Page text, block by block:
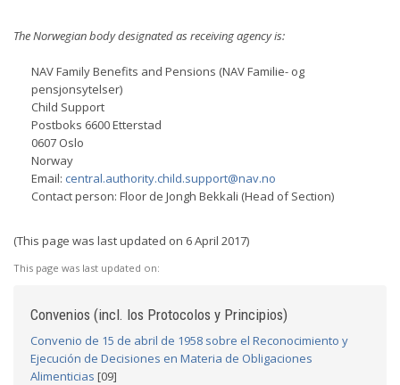
The Norwegian body designated as receiving agency is:
NAV Family Benefits and Pensions (NAV Familie- og
pensjonsytelser)
Child Support
Postboks 6600 Etterstad
0607 Oslo
Norway
Email: central.authority.child.support@nav.no
Contact person: Floor de Jongh Bekkali (Head of Section)
(This page was last updated on 6 April 2017)
This page was last updated on:
Convenios (incl. los Protocolos y Principios)
Convenio de 15 de abril de 1958 sobre el Reconocimiento y
Ejecución de Decisiones en Materia de Obligaciones
Alimenticias [09]